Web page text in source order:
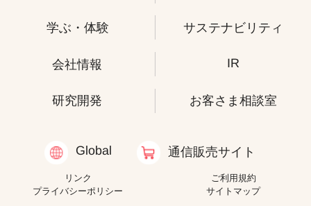
学ぶ・体験 サステナビリティ
会社情報 IR
研究開発 お客さま相談室
Global 通信販売サイト
リンク
ご利用規約
プライバシーポリシー
サイトマップ